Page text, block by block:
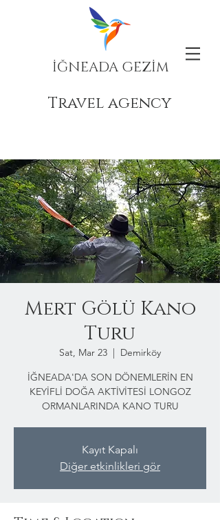
İĞNEADA GEZİM
Travel agency
Mert Gölü Kano
Turu
Sat, Mar 23
  |
Demirköy
İĞNEADA'DA SON DÖNEMLERİN EN
KEYİFLİ DOĞA AKTİVİTESİ LONGOZ
ORMANLARINDA KANO TURU
Kayıt Kapalı
Diğer etkinlikleri gör